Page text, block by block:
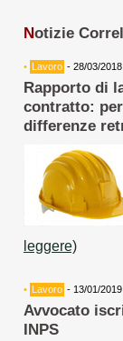
Notizie
• Lavoro - 28/03/
Rapporto di
contratto:
differenze
leggere)
• Lavoro - 13/01/
Avvocato
INPS